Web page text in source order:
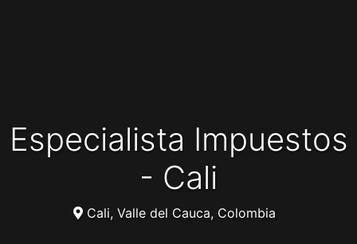
Especialista Impuestos
- Cali
Cali, Valle del Cauca, Colombia